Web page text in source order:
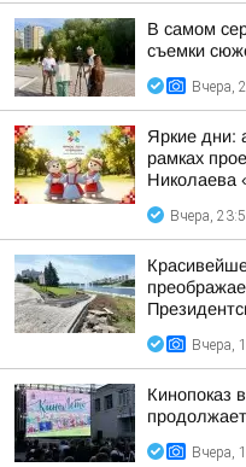
В самом
съемки
Вчера,
Яркие дни:
рамках
Николаева
Вчера,
Вчера,
Кинопоказ
Вчера,